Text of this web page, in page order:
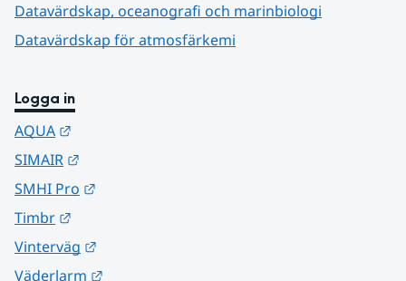
Datavärdskap, oceanografi och marinbiologi
Datavärdskap för atmosfärkemi
Logga in
AQUA
SIMAIR
SMHI Pro
Timbr
Vinterväg
Väderlarm